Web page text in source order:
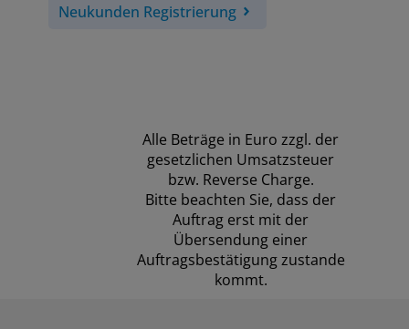
Neukunden Registrierung
Alle Beträge in Euro zzgl. der
gesetzlichen Umsatzsteuer
bzw. Reverse Charge.
Bitte beachten Sie, dass der
Auftrag erst mit der
Übersendung einer
Auftragsbestätigung zustande
kommt.